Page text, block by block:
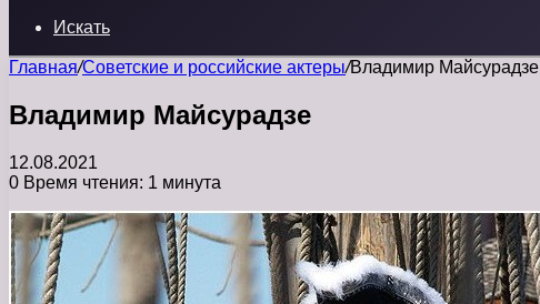
Искать
Главная/Советские и российские актеры/Владимир Майсурадзе
Владимир Майсурадзе
12.08.2021
0 Время чтения: 1 минута